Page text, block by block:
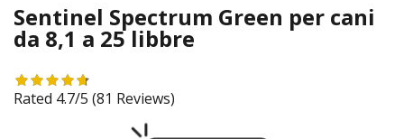
Sentinel Spectrum Green per cani
da 8,1 a 25 libbre
Rated 4.7/5 (81 Reviews)